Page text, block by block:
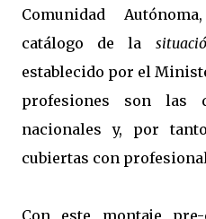
Comunidad
catálogo de la
establecido por el
profesiones son las
nacionales y, por
cubiertas con
Con este montaje